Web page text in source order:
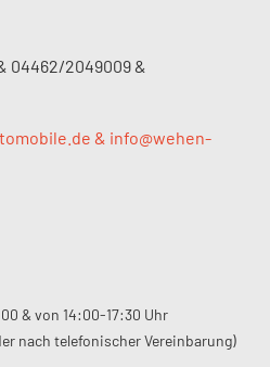
04462/2049009 &
& info@wehen-
& von 14:00-17:30 Uhr
nach telefonischer Vereinbarung)